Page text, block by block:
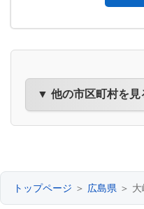
▼ 他の市区町村を見
トップページ ＞ 広島県 ＞